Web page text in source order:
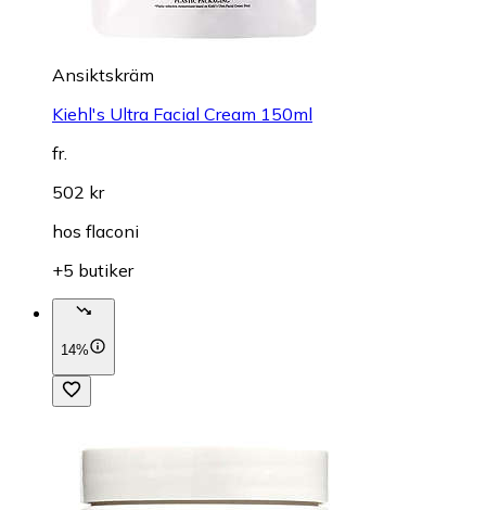
Ansiktskräm
Kiehl's Ultra Facial Cream 150ml
fr.
502 kr
hos flaconi
+5 butiker
14%